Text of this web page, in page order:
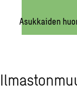
Asukkaiden